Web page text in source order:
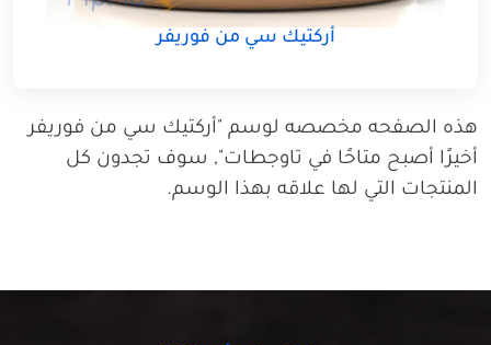
أركتيك سي من فوريفر
هذه الصفحه مخصصه لوسم "أركتيك سي من فوريفر
أخيرًا أصبح متاحًا في تاوجطات", سوف تجدون كل
المنتجات التي لها علاقه بهذا الوسم.